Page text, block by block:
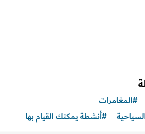
#أنشطة يمكنك القيام بها